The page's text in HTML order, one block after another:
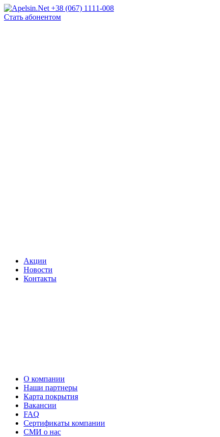
+38 (067) 1111-008
Стать абонентом
Акции
Новости
Контакты
О компании
Наши партнеры
Карта покрытия
Вакансии
FAQ
Сертификаты компании
СМИ о нас